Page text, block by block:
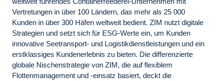
Vertretungen in über 100 Ländern, das mehr als 25 000
Kunden in über 300 Häfen weltweit bedient. ZIM nutzt digitale
Strategien und setzt sich für ESG-Werte ein, um Kunden
innovative Seetransport- und Logistikdienstleistungen und ein
erstklassiges Kundenerlebnis zu bieten. Die differenzierte
globale Nischenstrategie von ZIM, die auf flexiblem
Flottenmanagement und -einsatz basiert, deckt die